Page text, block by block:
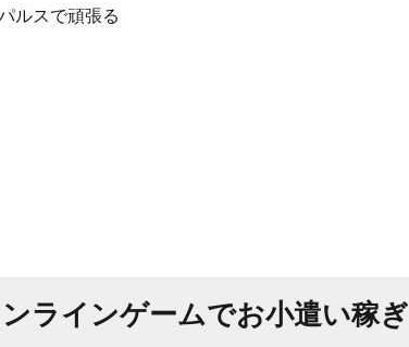
ルスで頑張る
ラインゲームでお小遣い稼ぎ